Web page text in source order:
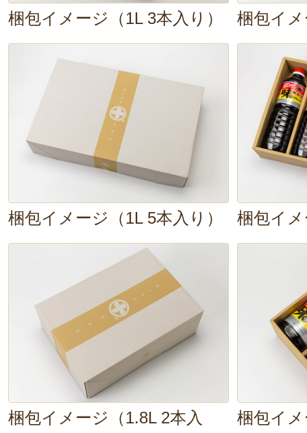
1. こんにゃくを手でちぎり水洗い
2. ゴボウはささがきにし、舞茸・
は、食べやすい大きさに切る
3. 鍋に水と里芋・ごぼうを入れ、
中火で煮る
4. 里芋が柔らかくなったら、調味
く・きのこ類を入れて煮込む
5. 牛肉に火が通ったら、長ねぎを
6. 器に持って、完成！
こんにゃくは味が染みやすいよう、
ポイント。長ねぎは、食感を残す
しょう。煮込んでる最中から漂う
腹は鳴りっぱなしです。さっそく
す！
梱包イメージ（1L 3本入り） 梱包イ
梱包イメージ（1L 5本入り） 梱包イ
梱包イメージ（1.8L 2本入
梱包イ